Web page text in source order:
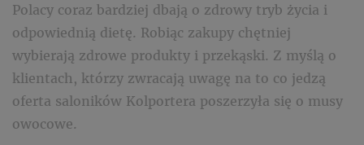
Polacy coraz bardziej dbają o zdrowy tryb życia i
odpowiednią dietę. Robiąc zakupy chętniej
wybierają zdrowe produkty i przekąski. Z myślą o
klientach, którzy zwracają uwagę na to co jedzą
oferta saloników Kolportera poszerzyła się o musy
owocowe.